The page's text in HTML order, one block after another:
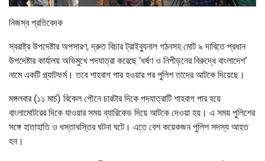
নিজস্ব প্রতিবেদক
স্বরাষ্ট্র উপদেষ্টার অপসারণ, দ্রুত বিচার ট্রাইব্যুনাল গঠনসহ মোট ৯ দাবিতে প্রধান
উপদেষ্টার কার্যালয় অভিমুখে পদযাত্রা করেছে ‘ধর্ষণ ও নিপীড়নের বিরুদ্ধে বাংলাদেশ’
নামে একটি প্ল্যাটফর্ম। তবে শাহবাগ পার হওয়ার পর পুলিশ তাদের আটকে দিয়েছে।
মঙ্গলবার (১১ মার্চ) বিকেল পৌনে চারটার দিকে পদযাত্রাটি শাহবাগ পার হয়ে
বাংলামোটরের দিকে যাওয়ার সময় ব্যারিকেড দিয়ে আটকে দেওয়া হয়। এ সময় পুলিশের
সঙ্গে হাতাহাতি ও ধস্তাধস্তির ঘটনা ঘটে। এতে বেশ কয়েকজন পুলিশ সদস্য আহত
হন।